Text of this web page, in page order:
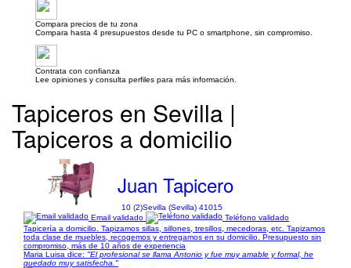
Compara precios de tu zona
Compara hasta 4 presupuestos desde tu PC o smartphone, sin compromiso.
Contrata con confianza
Lee opiniones y consulta perfiles para más información.
Tapiceros en Sevilla |
Tapiceros a domicilio
Juan Tapicero
10 (2)Sevilla (Sevilla) 41015
Email validado
Teléfono validado
Tapicería a domicilio. Tapizamos sillas, sillones, tresillos, mecedoras, etc. Tapizamos
toda clase de muebles, recogemos y entregamos en su domicilio. Presupuesto sin
compromiso, más de 10 años de experiencia
Maria Luisa dice: "El profesional se llama Antonio y fue muy amable y formal, he
quedado muy satisfecha."